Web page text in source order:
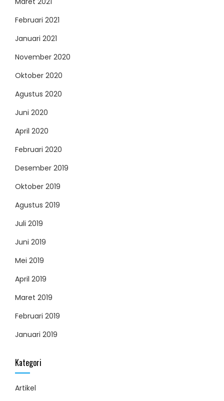
Februari 2021
Januari 2021
November 2020
Oktober 2020
Agustus 2020
Juni 2020
April 2020
Februari 2020
Desember 2019
Oktober 2019
Agustus 2019
Juli 2019
Juni 2019
Mei 2019
April 2019
Maret 2019
Februari 2019
Januari 2019
Kategori
Artikel